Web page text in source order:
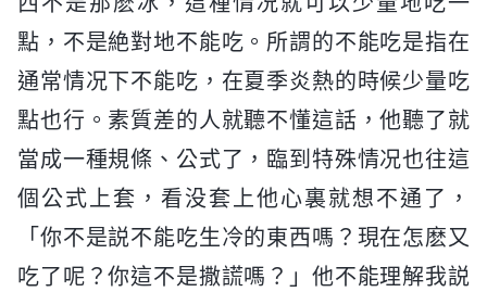
點，不是絶對地不能吃。所謂的不能吃是指在
通常情况下不能吃，在夏季炎熱的時候少量吃
點也行。素質差的人就聽不懂這話，他聽了就
當成一種規條、公式了，臨到特殊情况也往這
個公式上套，看没套上他心裏就想不通了，
「你不是説不能吃生冷的東西嗎？現在怎麽又
吃了呢？你這不是撒謊嗎？」他不能理解我説